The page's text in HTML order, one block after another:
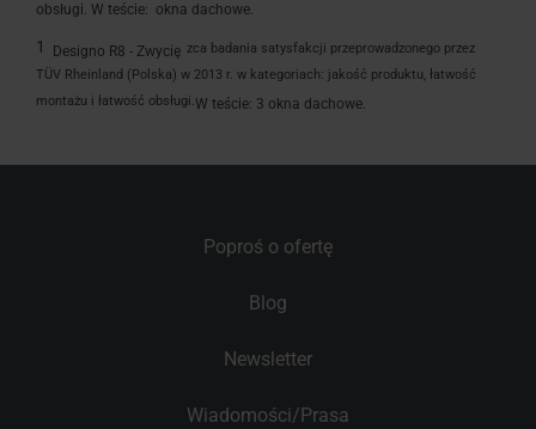
obsługi. W teście: okna dachowe.
1 Designo R8 - Zwycię zca badania satysfakcji przeprowadzonego przez
TÜV Rheinland (Polska) w 2013 r. w kategoriach: jakość produktu, łatwość
montażu i łatwość obsługi.W teście: 3 okna dachowe.
Poproś o ofertę
Blog
Newsletter
Wiadomości/Prasa